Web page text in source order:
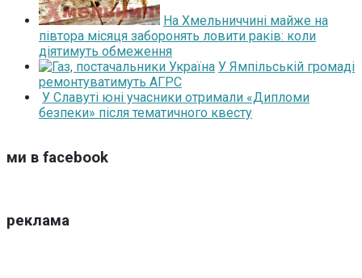
На Хмельниччині майже на
півтора місяця заборонять ловити раків: коли
діятимуть обмеження
У Ямпільській громаді
ремонтуватимуть АГРС
У Славуті юні учасники отримали «Дипломи
безпеки» після тематичного квесту
ми в facebook
реклама